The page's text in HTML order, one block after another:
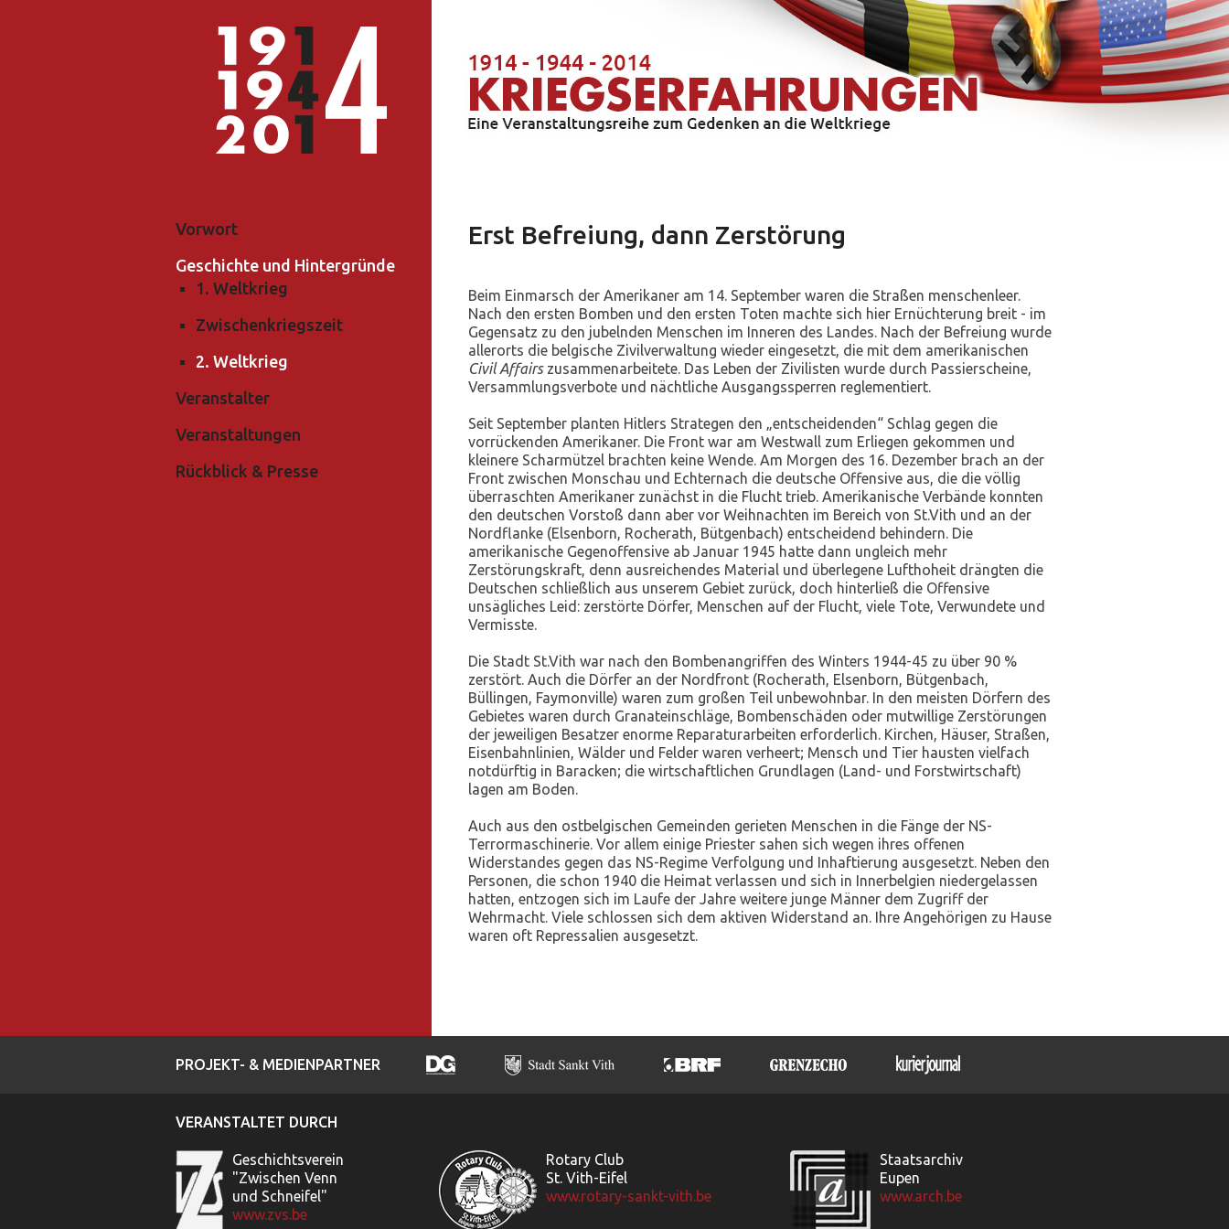
Vorwort
Geschichte und Hintergründe
1. Weltkrieg
Zwischenkriegszeit
2. Weltkrieg
Veranstalter
Veranstaltungen
Rückblick & Presse
Erst Befreiung, dann Zerstörung
Beim Einmarsch der Amerikaner am 14. September waren die Straßen menschenleer.
Nach den ersten Bomben und den ersten Toten machte sich hier Ernüchterung breit - im
Gegensatz zu den jubelnden Menschen im Inneren des Landes. Nach der Befreiung wurde
allerorts die belgische Zivilverwaltung wieder eingesetzt, die mit dem amerikanischen
Civil Affairszusammenarbeitete. Das Leben der Zivilisten wurde durch Passierscheine,
Versammlungsverbote und nächtliche Ausgangssperren reglementiert.
Seit September planten Hitlers Strategen den „entscheidenden“ Schlag gegen die
vorrückenden Amerikaner. Die Front war am Westwall zum Erliegen gekommen und
kleinere Scharmützel brachten keine Wende. Am Morgen des 16. Dezember brach an der
Front zwischen Monschau und Echternach die deutsche Offensive aus, die die völlig
überraschten Amerikaner zunächst in die Flucht trieb. Amerikanische Verbände konnten
den deutschen Vorstoß dann aber vor Weihnachten im Bereich von St.Vith und an der
Nordflanke (Elsenborn, Rocherath, Bütgenbach) entscheidend behindern. Die
amerikanische Gegenoffensive ab Januar 1945 hatte dann ungleich mehr
Zerstörungskraft, denn ausreichendes Material und überlegene Lufthoheit drängten die
Deutschen schließlich aus unserem Gebiet zurück, doch hinterließ die Offensive
unsägliches Leid: zerstörte Dörfer, Menschen auf der Flucht, viele Tote, Verwundete und
Vermisste.
Die Stadt St.Vith war nach den Bombenangriffen des Winters 1944-45 zu über 90 %
zerstört. Auch die Dörfer an der Nordfront (Rocherath, Elsenborn, Bütgenbach,
Büllingen, Faymonville) waren zum großen Teil unbewohnbar. In den meisten Dörfern des
Gebietes waren durch Granateinschläge, Bombenschäden oder mutwillige Zerstörungen
der jeweiligen Besatzer enorme Reparaturarbeiten erforderlich. Kirchen, Häuser, Straßen,
Eisenbahnlinien, Wälder und Felder waren verheert; Mensch und Tier hausten vielfach
notdürftig in Baracken; die wirtschaftlichen Grundlagen (Land- und Forst­wirtschaft)
lagen am Boden.
Auch aus den ostbelgischen Gemeinden gerieten Menschen in die Fänge der NS-
Terrormaschinerie. Vor allem einige Priester sahen sich wegen ihres offenen
Widerstandes gegen das NS-Regime Verfolgung und Inhaftierung ausgesetzt. Neben den
Personen, die schon 1940 die Heimat verlassen und sich in Innerbelgien niedergelassen
hatten, entzogen sich im Laufe der Jahre weitere junge Männer dem Zugriff der
Wehrmacht. Viele schlossen sich dem aktiven Widerstand an. Ihre Angehörigen zu Hause
waren oft Repressalien ausgesetzt.
PROJEKT- & MEDIENPARTNER
VERANSTALTET DURCH
Geschichtsverein
"Zwischen Venn
und Schneifel"
www.zvs.be
Rotary Club
St. Vith-Eifel
www.rotary-sankt-vith.be
Staatsarchiv
Eupen
www.arch.be